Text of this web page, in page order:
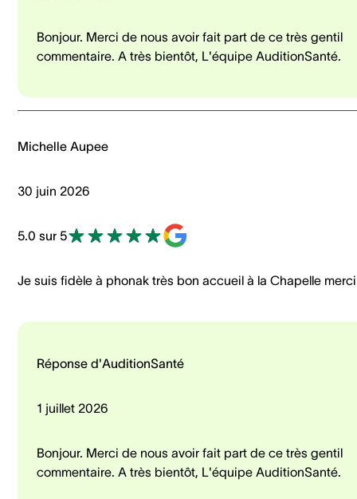
Bonjour. Merci de nous avoir fait part de ce très gentil
commentaire. A très bientôt, L'équipe AuditionSanté.
Michelle Aupee
30 juin 2026
5.0 sur 5
Je suis fidèle à phonak très bon accueil à la Chapelle merci
Réponse d'AuditionSanté
1 juillet 2026
Bonjour. Merci de nous avoir fait part de ce très gentil
commentaire. A très bientôt, L'équipe AuditionSanté.